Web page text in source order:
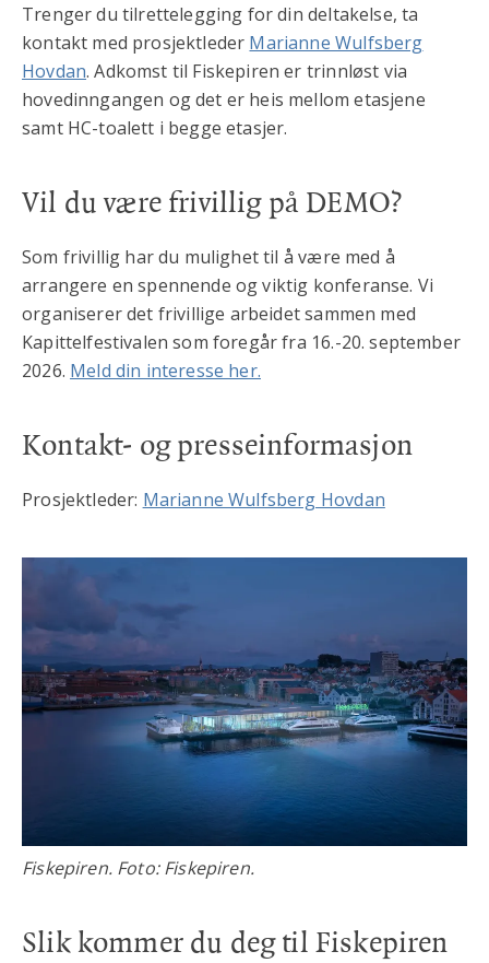
Trenger du tilrettelegging for din deltakelse, ta
kontakt med prosjektleder Marianne Wulfsberg
Hovdan. Adkomst til Fiskepiren er trinnløst via
hovedinngangen og det er heis mellom etasjene
samt HC-toalett i begge etasjer.
Vil du være frivillig på DEMO?
Som frivillig har du mulighet til å være med å
arrangere en spennende og viktig konferanse. Vi
organiserer det frivillige arbeidet sammen med
Kapittelfestivalen som foregår fra 16.-20. september
2026. Meld din interesse her.
Kontakt- og presseinformasjon
Prosjektleder: Marianne Wulfsberg Hovdan
Fiskepiren. Foto: Fiskepiren.
Slik kommer du deg til Fiskepiren